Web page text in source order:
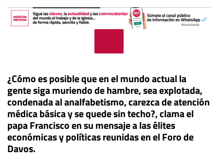
¿Cómo es posible que en el mundo actual la
gente siga muriendo de hambre, sea explotada,
condenada al analfabetismo, carezca de atención
médica básica y se quede sin techo?, clama el
papa Francisco en su mensaje a las élites
económicas y políticas reunidas en el Foro de
Davos.